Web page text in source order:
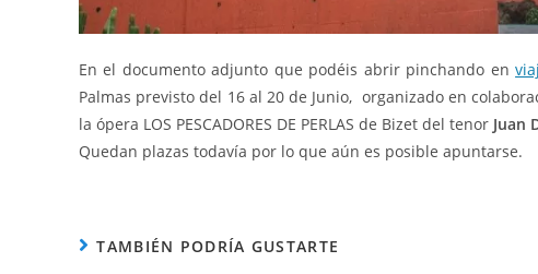
En el documento adjunto que podéis abrir pinchando en
Palmas previsto del 16 al 20 de Junio, organizado en
la ópera LOS PESCADORES DE PERLAS de Bizet del tenor Juan
Quedan plazas todavía por lo que aún es posible apuntarse.
TAMBIÉN PODRÍA GUSTARTE